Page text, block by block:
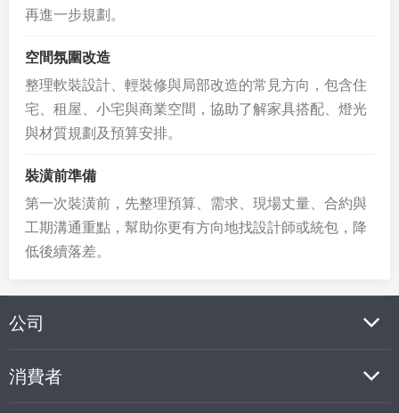
再進一步規劃。
空間氛圍改造
整理軟裝設計、輕裝修與局部改造的常見方向，包含住
宅、租屋、小宅與商業空間，協助了解家具搭配、燈光
與材質規劃及預算安排。
裝潢前準備
第一次裝潢前，先整理預算、需求、現場丈量、合約與
工期溝通重點，幫助你更有方向地找設計師或統包，降
低後續落差。
公司
消費者